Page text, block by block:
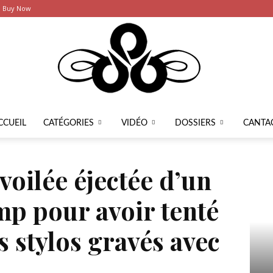
Buy Now
CATÉGORIES VIDÉO DOSSIERS
éjectée d’un
pour avoir tenté
gravés avec